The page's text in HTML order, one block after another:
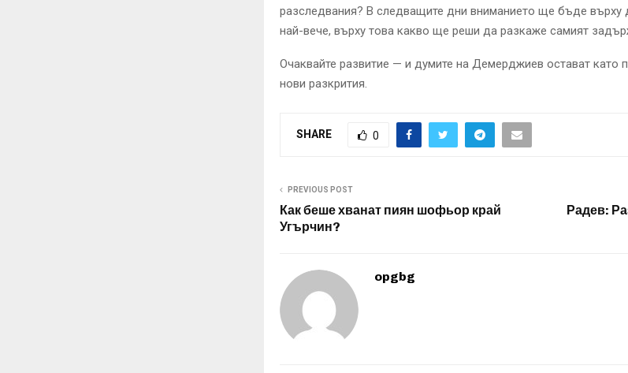
разследвания? В следващите дни вниманието ще бъде върху
най-вече, върху това какво ще реши да разкаже самият
Очаквайте развитие — и думите на Демерджиев остават като
нови разкрития.
SHARE 0
PREVIOUS POST
Как беше хванат пиян шофьор край
Угърчин?
Радев:
opgbg